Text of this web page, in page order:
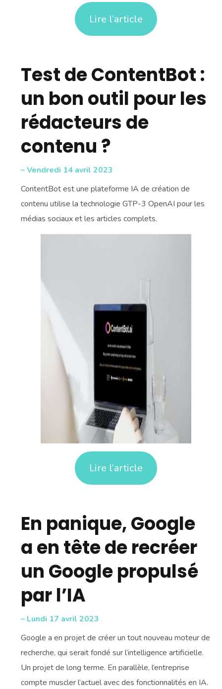
Lire l’article
Test de ContentBot :
un bon outil pour les
rédacteurs de
contenu ?
– Vendredi 14 avril 2023
ContentBot est une plateforme IA de création de
contenu utilise la technologie GTP-3 OpenAI pour les
médias sociaux et les articles complets.
Lire l’article
En panique, Google
a en tête de recréer
un Google propulsé
par l’IA
– Lundi 17 avril 2023
Google a en projet de créer un tout nouveau moteur de
recherche, qui serait fondé sur l’intelligence artificielle.
Un projet de long terme. En parallèle, l’entreprise
compte muscler l’actuel avec des fonctionnalités en IA.